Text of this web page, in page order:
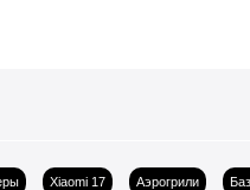
Xiaomi 17 Аэрогрили